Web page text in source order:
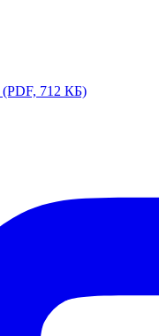
(PDF, 712 КБ)